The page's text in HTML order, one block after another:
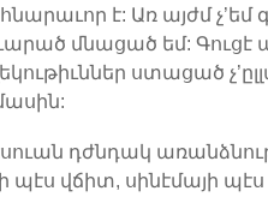
է: Առ այժմ
մնացած եմ: Գուցէ
ստացած
դժնդակ
պէս վճիտ, սինէմայի